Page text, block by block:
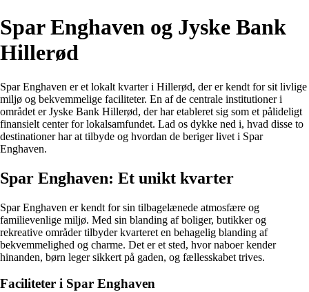
Spar Enghaven og Jyske Bank
Hillerød
Spar Enghaven er et lokalt kvarter i Hillerød, der er kendt for sit livlige
miljø og bekvemmelige faciliteter. En af de centrale institutioner i
området er Jyske Bank Hillerød, der har etableret sig som et pålideligt
finansielt center for lokalsamfundet. Lad os dykke ned i, hvad disse to
destinationer har at tilbyde og hvordan de beriger livet i Spar
Enghaven.
Spar Enghaven: Et unikt kvarter
Spar Enghaven er kendt for sin tilbagelænede atmosfære og
familievenlige miljø. Med sin blanding af boliger, butikker og
rekreative områder tilbyder kvarteret en behagelig blanding af
bekvemmelighed og charme. Det er et sted, hvor naboer kender
hinanden, børn leger sikkert på gaden, og fællesskabet trives.
Faciliteter i Spar Enghaven